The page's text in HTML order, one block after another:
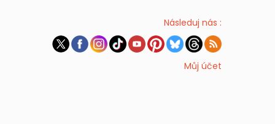
Následuj nás :
Můj účet